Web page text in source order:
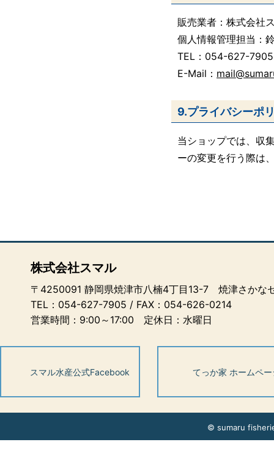
販売業者：株式会社
個人情報管理担当：
TEL： 054-627-7905
E-Mail：
9.プライバシーポ
当ショップでは、収
ーの変更を行う際は
株式会社スマル
〒4250091 静岡県焼津市八楠4丁目13-7 焼津さかな
TEL： 054-627-7905 / FAX：054-626-0214
営業時間：9:00～17:00 定休日：水曜日
スマル水産公式Facebook てっか家 ホームペ
© sumaru